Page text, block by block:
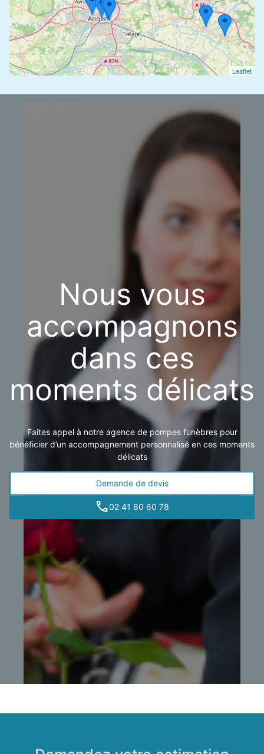
12 Rue Chevreul - 49630 - Mazé-Milon
BGF - Pompes Funèbres Guez - Angers
4.6/5(239 avis)
02 41 88 00 71 Leaflet
Nous vous
accompagnons
dans ces
moments délicats
Faites appel à notre agence de pompes funèbres pour
bénéficier d’un accompagnement personnalisé en ces moments
délicats
Demande de devis
02 41 80 60 78